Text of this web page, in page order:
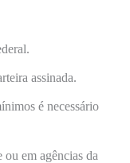
assinada.
é necessário
em agências da